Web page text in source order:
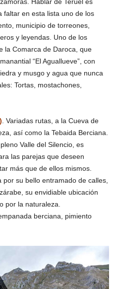
faltar en esta lista uno de los
municipio de torreones,
y leyendas. Uno de los
la Comarca de Daroca, que
“El Aguallueve”, con
y musgo y agua que nunca
Tortas, mostachones,
. Variadas rutas, a la Cueva de
así como la Tebaida Berciana.
Valle del Silencio, es
las parejas que deseen
más que de ellos mismos.
por su bello entramado de calles,
su envidiable ubicación
por la naturaleza.
empanada berciana, pimiento